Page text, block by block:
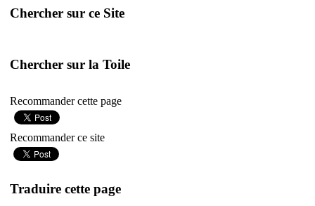
Chercher sur ce Site
Chercher sur la Toile
Recommander cette page
Recommander ce site
Traduire cette page